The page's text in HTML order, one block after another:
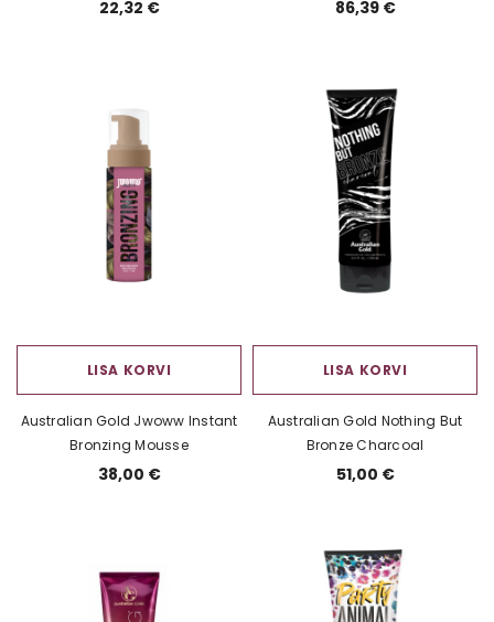
22,32 € 86,39 €
LISA KORVI
Australian Gold Jwoww Instant
Bronzing Mousse
38,00 €
LISA KORVI
Australian Gold Nothing But
Bronze Charcoal
51,00 €